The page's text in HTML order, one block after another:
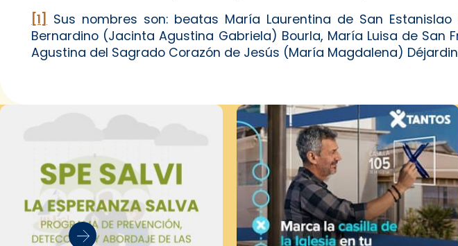
[1] Sus nombres son: beatas María Laurentina de San
Bernardino (Jacinta Agustina Gabriela) Bourla, María Luisa de San
Agustina del Sagrado Corazón de Jesús (María Magdalena)